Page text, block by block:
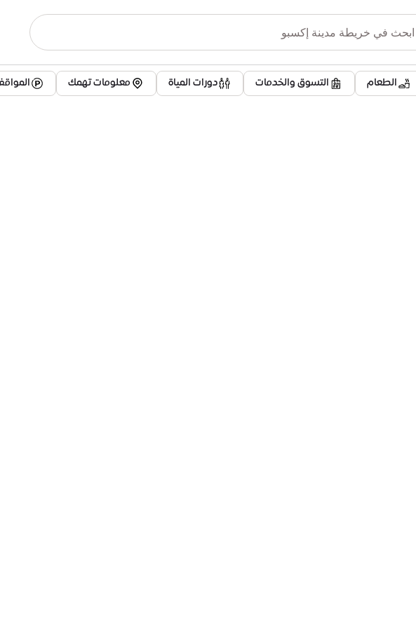
الطعام التسوق والخدمات دورات المياة معلومات تهمك